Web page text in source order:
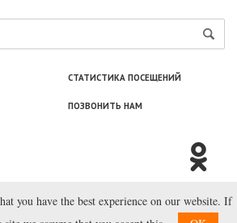
СТАТИСТИКА ПОСЕЩЕНИЙ
ПОЗВОНИТЬ НАМ
Новоcтей», 2003—2026.
you have the best experience on our website. If